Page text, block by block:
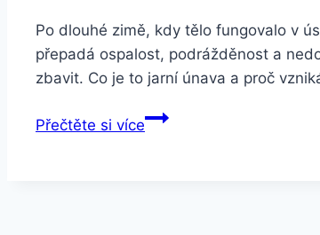
Po dlouhé zimě, kdy tělo fungovalo v
přepadá ospalost, podrážděnost a
zbavit. Co je to jarní únava a proč
Přečtěte si víceJak